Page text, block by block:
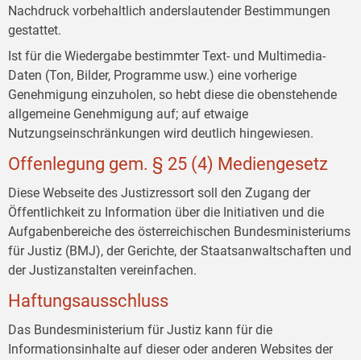
Nachdruck vorbehaltlich anderslautender Bestimmungen
gestattet.
Ist für die Wiedergabe bestimmter Text- und Multimedia-
Daten (Ton, Bilder, Programme usw.) eine vorherige
Genehmigung einzuholen, so hebt diese die obenstehende
allgemeine Genehmigung auf; auf etwaige
Nutzungseinschränkungen wird deutlich hingewiesen.
Offenlegung gem. § 25 (4) Mediengesetz
Diese Webseite des Justizressort soll den Zugang der
Öffentlichkeit zu Information über die Initiativen und die
Aufgabenbereiche des österreichischen Bundesministeriums
für Justiz (BMJ), der Gerichte, der Staatsanwaltschaften und
der Justizanstalten vereinfachen.
Haftungsausschluss
Das Bundesministerium für Justiz kann für die
Informationsinhalte auf dieser oder anderen Websites der